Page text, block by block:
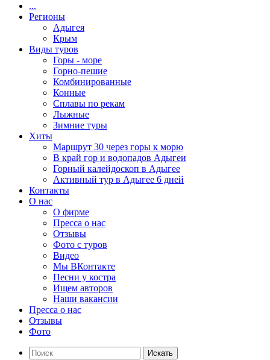
...
Регионы
Адыгея
Крым
Виды туров
Горы - море
Горно-пешие
Комбинированные
Конные
Сплавы по рекам
Лыжные
Зимние туры
Хиты
Маршрут 30 через горы к морю
В край гор и водопадов Адыгеи
Горный калейдоскоп в Адыгее
Активный тур в Адыгее 6 дней
Контакты
О нас
О фирме
Пресса о нас
Отзывы
Фото с туров
Видео
Мы ВКонтакте
Песни у костра
Ищем авторов
Наши вакансии
Пресса о нас
Отзывы
Фото
Искать